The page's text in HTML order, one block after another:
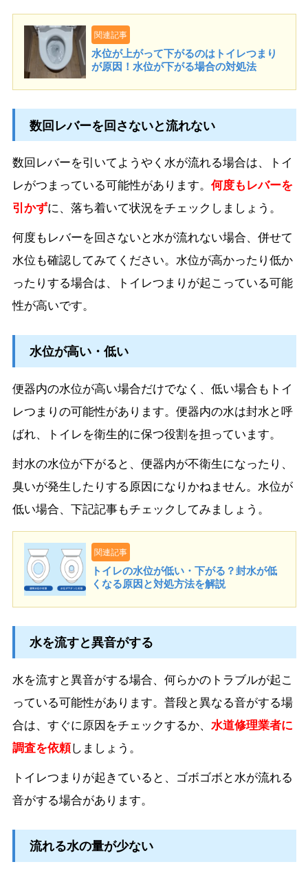
関連記事
水位が上がって下がるのはトイレつまり
が原因！水位が下がる場合の対処法
数回レバーを回さないと流れない
数回レバーを引いてようやく水が流れる場合は、トイ
レがつまっている可能性があります。 何度もレバーを
引かずに、落ち着いて状況をチェックしましょう。
何度もレバーを回さないと水が流れない場合、併せて
水位も確認してみてください。水位が高かったり低か
ったりする場合は、トイレつまりが起こっている可能
性が高いです。
水位が高い・低い
便器内の水位が高い場合だけでなく、低い場合もトイ
レつまりの可能性があります。便器内の水は封水と呼
ばれ、トイレを衛生的に保つ役割を担っています。
封水の水位が下がると、便器内が不衛生になったり、
臭いが発生したりする原因になりかねません。水位が
低い場合、下記記事もチェックしてみましょう。
関連記事
トイレの水位が低い・下がる？封水が低
くなる原因と対処方法を解説
水を流すと異音がする
水を流すと異音がする場合、何らかのトラブルが起こ
っている可能性があります。普段と異なる音がする場
合は、すぐに原因をチェックするか、 水道修理業者に
調査を依頼しましょう。
トイレつまりが起きていると、ゴボゴボと水が流れる
音がする場合があります。
流れる水の量が少ない